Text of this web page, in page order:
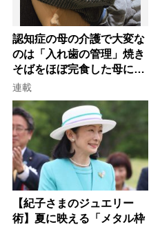
認知症の母の介護で大変な
のは「入れ歯の管理」焼き
そばをほぼ完食した母に息
子が血の気が引いた理由
連載
【紀子さまのジュエリー
術】夏に映える「メタル枠